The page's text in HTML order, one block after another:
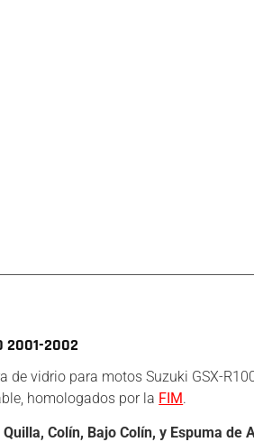
2001-2002
de vidrio para motos Suzuki GSX-
homologados por la FIM.
Colín, Bajo Colín, y Espuma de